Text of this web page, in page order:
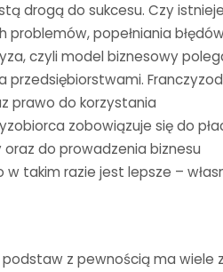
drogą do sukcesu. Czy istnieje
popełniania
czyli model biznesowy
przedsiębiorstwami.
prawo do korzystania
zobowiązuje się do
do prowadzenia biznesu
takim razie jest lepsze –
z pewnością ma wiele